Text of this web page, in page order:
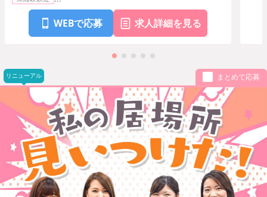
WEBで応募 求人詳細を見る
リニューアル まとめて応募